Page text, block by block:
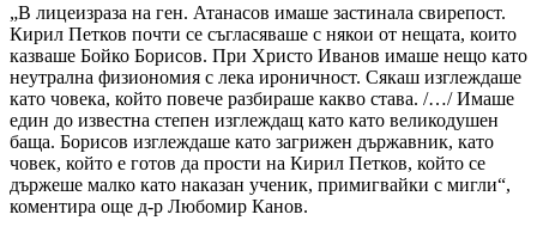
„В лицеизраза на ген. Атанасов имаше застинала свирепост.
Кирил Петков почти се съгласяваше с някои от нещата, които
казваше Бойко Борисов. При Христо Иванов имаше нещо като
неутрална физиономия с лека ироничност. Сякаш изглеждаше
като човека, който повече разбираше какво става. /…/ Имаше
един до известна степен изглеждащ като като великодушен
баща. Борисов изглеждаше като загрижен държавник, като
човек, който е готов да прости на Кирил Петков, който се
държеше малко като наказан ученик, примигвайки с мигли“,
коментира още д-р Любомир Канов.